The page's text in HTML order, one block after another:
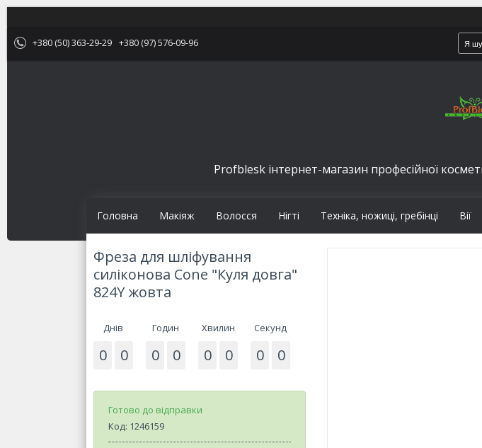
+380 (50) 363-29-29 +380 (97) 576-09-96
Profblesk інтернет-магазин професійної
Головна Макіяж Волосся Нігті Техніка, ножиці, гребінці Вії
Фреза для шліфування
силіконова Cone "Куля довга"
824Y жовта
Днів
0 0
Годин
0 0
Хвилин
0 0
Секунд
0 0
Готово до відправки
Код: 1246159